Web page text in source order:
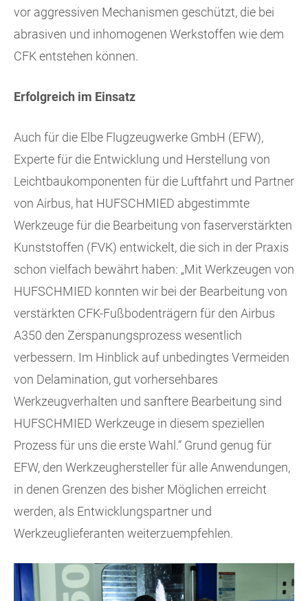
vor aggressiven Mechanismen geschützt, die bei
abrasiven und inhomogenen Werkstoffen wie dem
CFK entstehen können.
Erfolgreich im Einsatz
Auch für die Elbe Flugzeugwerke GmbH (EFW),
Experte für die Entwicklung und Herstellung von
Leichtbaukomponenten für die Luftfahrt und Partner
von Airbus, hat HUFSCHMIED abgestimmte
Werkzeuge für die Bearbeitung von faserverstärkten
Kunststoffen (FVK) entwickelt, die sich in der Praxis
schon vielfach bewährt haben: „Mit Werkzeugen von
HUFSCHMIED konnten wir bei der Bearbeitung von
verstärkten CFK-Fußbodenträgern für den Airbus
A350 den Zerspanungsprozess wesentlich
verbessern. Im Hinblick auf unbedingtes Vermeiden
von Delamination, gut vorhersehbares
Werkzeugverhalten und sanftere Bearbeitung sind
HUFSCHMIED Werkzeuge in diesem speziellen
Prozess für uns die erste Wahl.“ Grund genug für
EFW, den Werkzeughersteller für alle Anwendungen,
in denen Grenzen des bisher Möglichen erreicht
werden, als Entwicklungspartner und
Werkzeuglieferanten weiterzuempfehlen.